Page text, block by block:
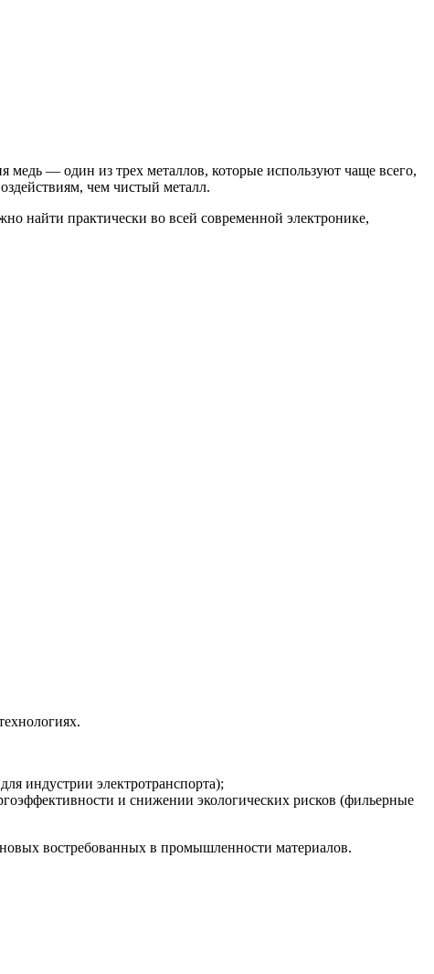
— один из трех металлов, которые используют чаще всего,
чем чистый металл.
найти практически во всей современной электронике,
индустрии электротранспорта);
и снижении экологических рисков (фильерные
востребованных в промышленности материалов.